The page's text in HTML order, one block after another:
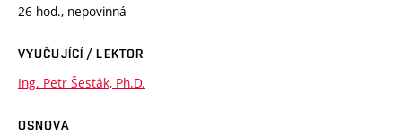
26 hod., nepovinná
VYUČUJÍCÍ / LEKTOR
Ing. Petr Šesták, Ph.D.
OSNOVA